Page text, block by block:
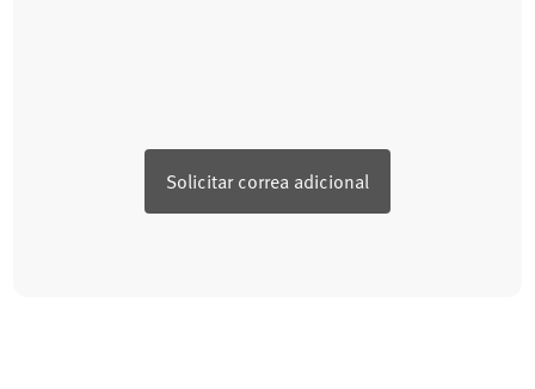
Solicitar correa adicional